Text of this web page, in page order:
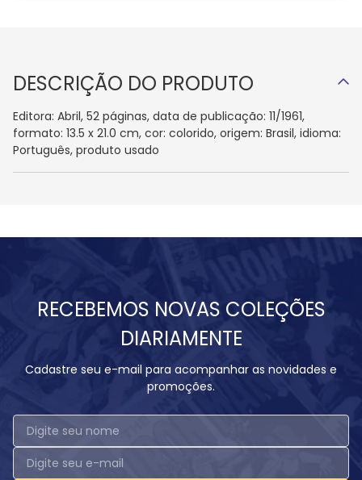
DESCRIÇÃO DO PRODUTO
Editora: Abril, 52 páginas, data de publicação: 11/1961,
formato: 13.5 x 21.0 cm, cor: colorido, origem: Brasil, idioma:
Português, produto usado
RECEBEMOS NOVAS COLEÇÕES
DIARIAMENTE
Cadastre seu e-mail para acompanhar as novidades e
promoções.